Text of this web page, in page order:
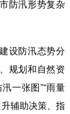
防汛形势复杂
设防汛态势分
规划和自然资
一张图”“雨量
升辅助决策、指